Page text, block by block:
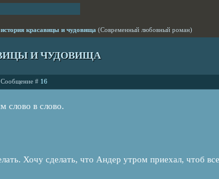
красавицы и чудовища (Современный любовный роман)
И ЧУДОВИЩА
# 16
слово в слово.
Хочу сделать, что Андер утром приехал, чтоб